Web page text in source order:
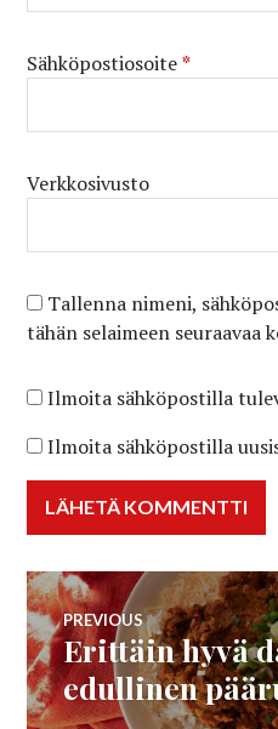
Sähköpostiosoite*
Verkkosivusto
Tallenna nimeni,
tähän selaimeen
Ilmoita sähköpostilla
Ilmoita sähköpostilla
Artikkelien
selaus
PREVIOUS
Previous
post:
Erittäin hyvä
edullinen